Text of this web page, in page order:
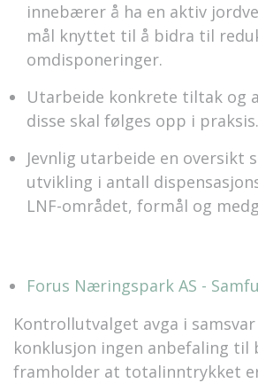
innebærer å ha en aktiv
mål knyttet til å bidra til
omdisponeringer.
Utarbeide konkrete tiltak og
disse skal følges opp i praksis.
Jevnlig utarbeide en oversikt
utvikling i antall
LNF-området, formål og
Forus Næringspark AS -
Kontrollutvalget avga i
konklusjon ingen anbefaling til
framholder at totalinntrykket